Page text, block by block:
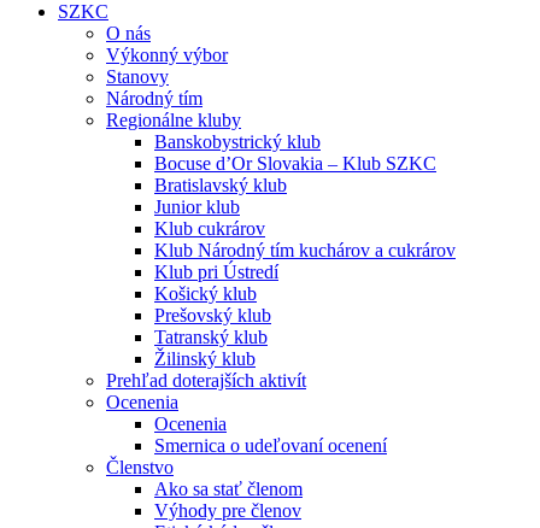
SZKC
O nás
Výkonný výbor
Stanovy
Národný tím
Regionálne kluby
Banskobystrický klub
Bocuse d’Or Slovakia – Klub SZKC
Bratislavský klub
Junior klub
Klub cukrárov
Klub Národný tím kuchárov a cukrárov
Klub pri Ústredí
Košický klub
Prešovský klub
Tatranský klub
Žilinský klub
Prehľad doterajších aktivít
Ocenenia
Ocenenia
Smernica o udeľovaní ocenení
Členstvo
Ako sa stať členom
Výhody pre členov